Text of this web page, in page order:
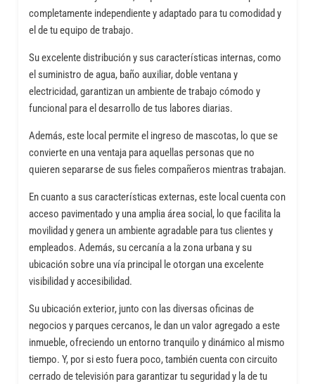
completamente independiente y adaptado para tu comodidad y
el de tu equipo de trabajo.
Su excelente distribución y sus características internas, como
el suministro de agua, baño auxiliar, doble ventana y
electricidad, garantizan un ambiente de trabajo cómodo y
funcional para el desarrollo de tus labores diarias.
Además, este local permite el ingreso de mascotas, lo que se
convierte en una ventaja para aquellas personas que no
quieren separarse de sus fieles compañeros mientras trabajan.
En cuanto a sus características externas, este local cuenta con
acceso pavimentado y una amplia área social, lo que facilita la
movilidad y genera un ambiente agradable para tus clientes y
empleados. Además, su cercanía a la zona urbana y su
ubicación sobre una vía principal le otorgan una excelente
visibilidad y accesibilidad.
Su ubicación exterior, junto con las diversas oficinas de
negocios y parques cercanos, le dan un valor agregado a este
inmueble, ofreciendo un entorno tranquilo y dinámico al mismo
tiempo. Y, por si esto fuera poco, también cuenta con circuito
cerrado de televisión para garantizar tu seguridad y la de tu